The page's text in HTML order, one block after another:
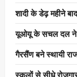
शादी के डेढ़ महीने
यूओयू के सचल दल ने
गैरसैंण बने स्थायी
स्कूलों से सीधे